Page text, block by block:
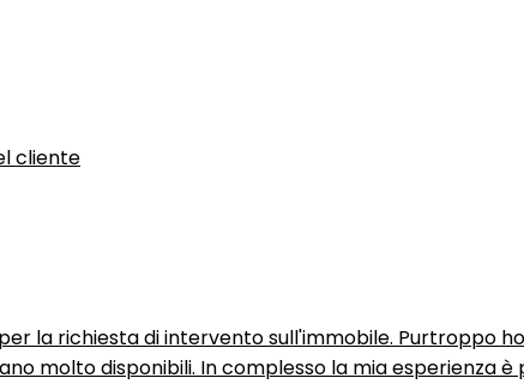
cliente
la richiesta di intervento sull'immobile. Purtroppo
molto disponibili. In complesso la mia esperienza è